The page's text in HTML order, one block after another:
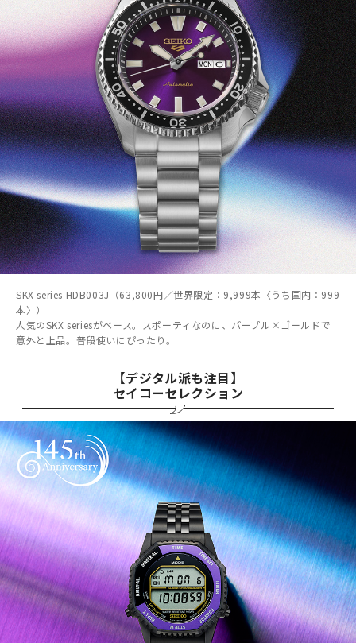
SKX series HDB003J（63,800円／世界限定：9,999本〈うち国内：999
本〉）
人気のSKX seriesがベース。スポーティなのに、パープル×ゴールドで
意外と上品。普段使いにぴったり。
【デジタル派も注目】
セイコーセレクション